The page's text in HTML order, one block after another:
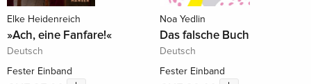
Elke Heidenreich
»Ach, eine Fanfare!«
Deutsch
Fester Einband
Noa Yedlin
Das falsche Buch
Deutsch
Fester Einband